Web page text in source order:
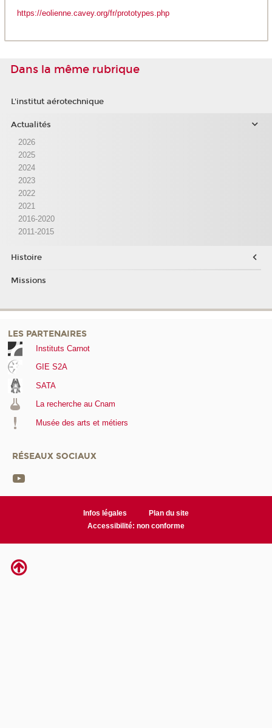
https://eolienne.cavey.org/fr/prototypes.php
Dans la même rubrique
L'institut aérotechnique
Actualités
2026
2025
2024
2023
2022
2021
2016-2020
2011-2015
Histoire
Missions
LES PARTENAIRES
Instituts Carnot
GIE S2A
SATA
La recherche au Cnam
Musée des arts et métiers
RÉSEAUX SOCIAUX
Infos légales
Plan du site
Accessibilité: non conforme